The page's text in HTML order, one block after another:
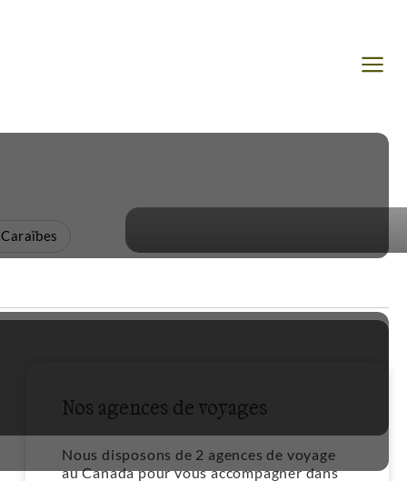
Nos agences de voyages
Nous disposons de 2 agences de voyage
au Canada pour vous accompagner dans